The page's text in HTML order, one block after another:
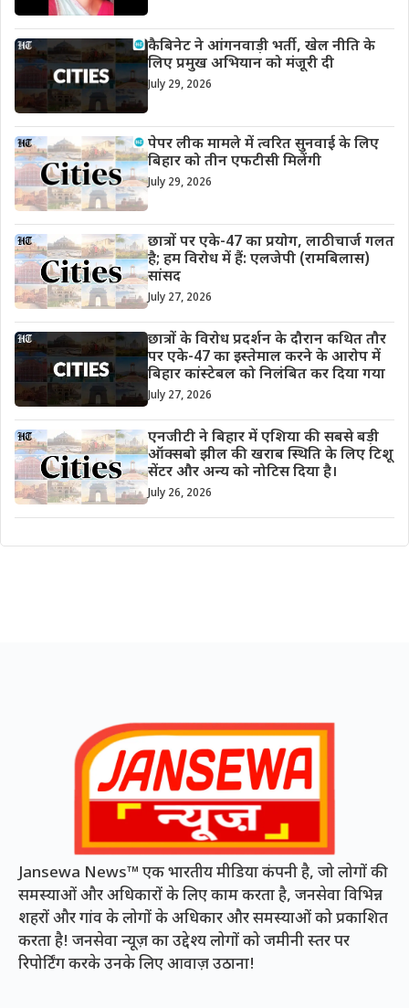
कैबिनेट ने आंगनवाड़ी भर्ती, खेल नीति के
लिए प्रमुख अभियान को मंजूरी दी
July 29, 2026
पेपर लीक मामले में त्वरित सुनवाई के लिए
बिहार को तीन एफटीसी मिलेंगी
July 29, 2026
छात्रों पर एके-47 का प्रयोग, लाठीचार्ज गलत
है; हम विरोध में हैं: एलजेपी (रामबिलास)
सांसद
July 27, 2026
छात्रों के विरोध प्रदर्शन के दौरान कथित तौर
पर एके-47 का इस्तेमाल करने के आरोप में
बिहार कांस्टेबल को निलंबित कर दिया गया
July 27, 2026
एनजीटी ने बिहार में एशिया की सबसे बड़ी
ऑक्सबो झील की खराब स्थिति के लिए टिशू
सेंटर और अन्य को नोटिस दिया है।
July 26, 2026
Jansewa News™ एक भारतीय मीडिया कंपनी है, जो लोगों की
समस्याओं और अधिकारों के लिए काम करता है, जनसेवा विभिन्न
शहरों और गांव के लोगों के अधिकार और समस्याओं को प्रकाशित
करता है! जनसेवा न्यूज़ का उद्देश्य लोगों को जमीनी स्तर पर
रिपोर्टिंग करके उनके लिए आवाज़ उठाना!